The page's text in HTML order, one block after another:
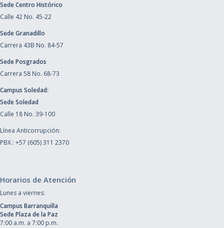
Sede Centro Histórico
Calle 42 No. 45-22
Sede Granadillo
Carrera 43B No. 84-57
Sede Posgrados
Carrera 58 No. 68-73
Campus Soledad:
Sede Soledad
Calle 18 No. 39-100
Línea Anticorrupción:
PBX.: +57 (605) 311 2370
Horarios de Atención
Lunes a viernes:
Campus Barranquilla
Sede Plaza de la Paz
7:00 a.m. a 7:00 p.m.